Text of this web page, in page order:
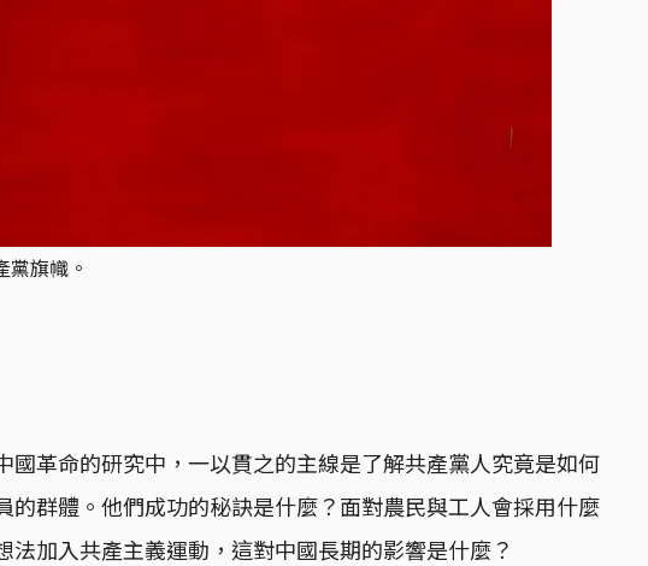
旗幟。
國革命的研究中，一以貫之的主線是了解共產黨人究竟是如何
的群體。他們成功的秘訣是什麼？面對農民與工人會採用什麼
法加入共產主義運動，這對中國長期的影響是什麼？